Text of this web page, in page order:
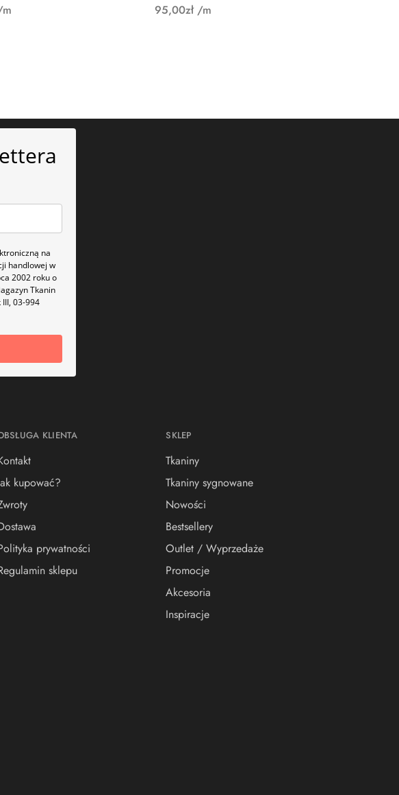
95,00zł/m
na
handlowej w
2002 roku o
Tkanin
III, 03-994
KLIENTA
kupować?
prywatności
sklepu
SKLEP
Tkaniny
Tkaniny sygnowane
Nowości
Bestsellery
Outlet / Wyprzedaże
Promocje
Akcesoria
Inspiracje